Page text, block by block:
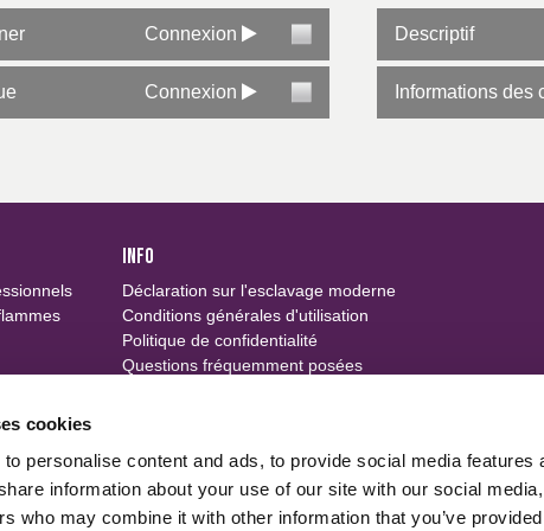
cookies
personalise content and ads, to provide social media features
information about your use of our site with our social
who may combine it with other information that you’ve
blanchisserie industrielle, 50 lavages à 75 °C Voir les certificats pour
Connexion Descriptif
Connexion Informations des
INFO
Déclaration sur l'esclavage moderne
Conditions générales d'utilisation
Politique de confidentialité
Questions fréquemment posées